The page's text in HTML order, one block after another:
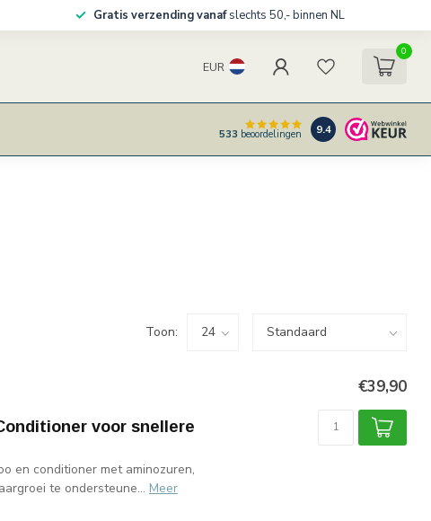
Gratis verzending vanafslechts 50,- binnen NL
EUR
0
533 beoordelingen 9.4
Toon:
voor snellere
en conditioner met aminozuren,
te ondersteune... Meer
€39,90